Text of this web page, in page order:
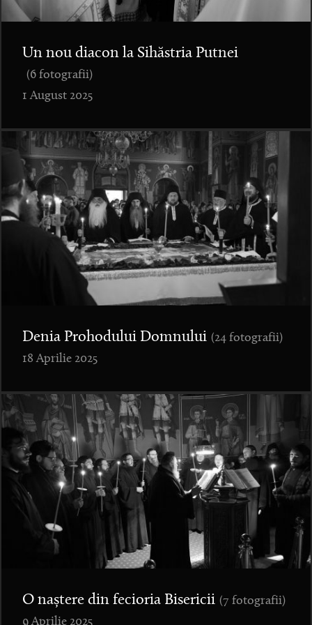
Un nou diacon la Sihăstria Putnei
(6 fotografii)
1 August 2025
Denia Prohodului Domnului (24 fotografii)
18 Aprilie 2025
O naștere din fecioria Bisericii (7 fotografii)
9 Aprilie 2025